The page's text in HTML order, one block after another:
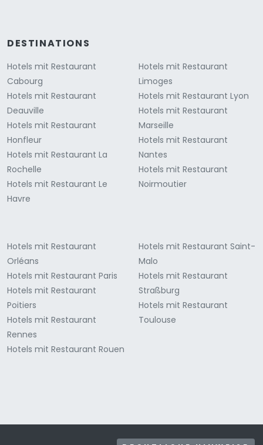
DESTINATIONS
Hotels mit Restaurant
Cabourg
Hotels mit Restaurant
Deauville
Hotels mit Restaurant
Honfleur
Hotels mit Restaurant La
Rochelle
Hotels mit Restaurant Le
Havre
Hotels mit Restaurant
Limoges
Hotels mit Restaurant Lyon
Hotels mit Restaurant
Marseille
Hotels mit Restaurant
Nantes
Hotels mit Restaurant
Noirmoutier
Hotels mit Restaurant
Orléans
Hotels mit Restaurant Paris
Hotels mit Restaurant
Poitiers
Hotels mit Restaurant
Rennes
Hotels mit Restaurant Rouen
Hotels mit Restaurant Saint-
Malo
Hotels mit Restaurant
Straßburg
Hotels mit Restaurant
Toulouse